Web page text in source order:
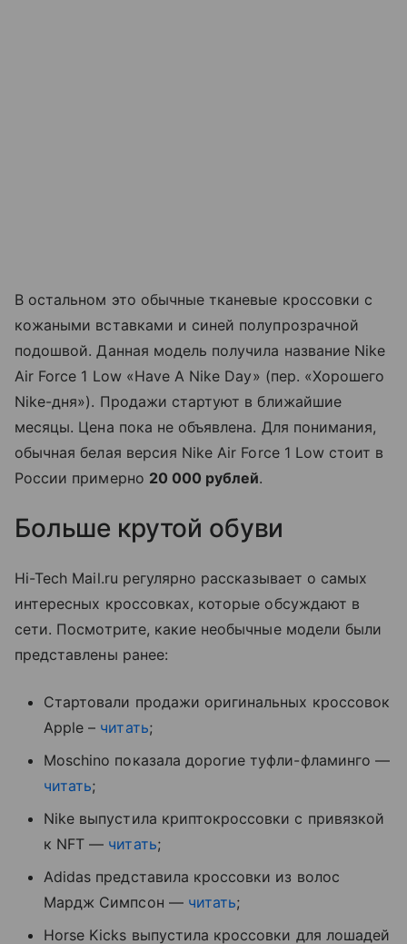
В остальном это обычные тканевые кроссовки с
кожаными вставками и синей полупрозрачной
подошвой. Данная модель получила название Nike
Air Force 1 Low «Have A Nike Day» (пер. «Хорошего
Nike-дня»). Продажи стартуют в ближайшие
месяцы. Цена пока не объявлена. Для понимания,
обычная белая версия Nike Air Force 1 Low стоит в
России примерно 20 000 рублей.
Больше крутой обуви
Hi-Tech Mail.ru регулярно рассказывает о самых
интересных кроссовках, которые обсуждают в
сети. Посмотрите, какие необычные модели были
представлены ранее:
Стартовали продажи оригинальных кроссовок
Apple – читать;
Moschino показала дорогие туфли-фламинго —
читать;
Nike выпустила криптокроссовки с привязкой
к NFT — читать;
Adidas представила кроссовки из волос
Мардж Симпсон — читать;
Horse Kicks выпустила кроссовки для лошадей